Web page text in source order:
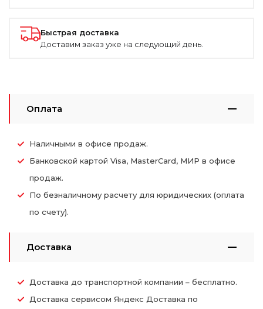
Быстрая доставка
Доставим заказ уже на следующий день.
Оплата
Наличными в офисе продаж.
Банковской картой Visa, MasterCard, МИР в офисе
продаж.
По безналичному расчету для юридических (оплата
по счету).
Доставка
Доставка до транспортной компании – бесплатно.
Доставка сервисом Яндекс Доставка по